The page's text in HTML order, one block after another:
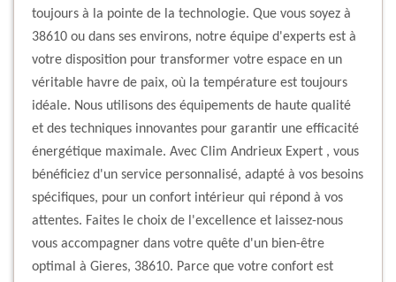
toujours à la pointe de la technologie. Que vous soyez à
38610 ou dans ses environs, notre équipe d'experts est à
votre disposition pour transformer votre espace en un
véritable havre de paix, où la température est toujours
idéale. Nous utilisons des équipements de haute qualité
et des techniques innovantes pour garantir une efficacité
énergétique maximale. Avec Clim Andrieux Expert , vous
bénéficiez d'un service personnalisé, adapté à vos besoins
spécifiques, pour un confort intérieur qui répond à vos
attentes. Faites le choix de l'excellence et laissez-nous
vous accompagner dans votre quête d'un bien-être
optimal à Gieres, 38610. Parce que votre confort est